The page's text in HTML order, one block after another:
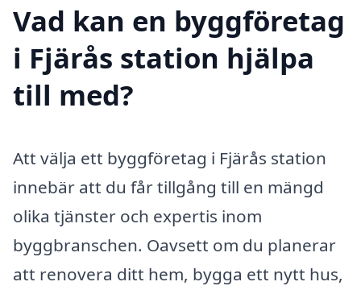
Vad kan en byggföretag
i Fjärås station hjälpa
till med?
Att välja ett byggföretag i Fjärås station
innebär att du får tillgång till en mängd
olika tjänster och expertis inom
byggbranschen. Oavsett om du planerar
att renovera ditt hem, bygga ett nytt hus,